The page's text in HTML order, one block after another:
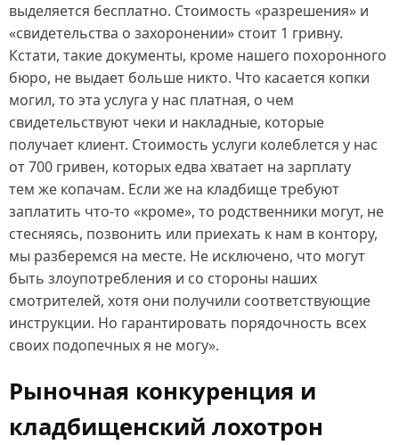
выделяется бесплатно. Стоимость «разрешения» и
«свидетельства о захоронении» стоит 1 гривну.
Кстати, такие документы, кроме нашего похоронного
бюро, не выдает больше никто. Что касается копки
могил, то эта услуга у нас платная, о чем
свидетельствуют чеки и накладные, которые
получает клиент. Стоимость услуги колеблется у нас
от 700 гривен, которых едва хватает на зарплату
тем же копачам. Если же на кладбище требуют
заплатить что‑то «кроме», то родственники могут, не
стесняясь, позвонить или приехать к нам в контору,
мы разберемся на месте. Не исключено, что могут
быть злоупотребления и со стороны наших
смотрителей, хотя они получили соответствующие
инструкции. Но гарантировать порядочность всех
своих подопечных я не могу».
Рыночная конкуренция и
кладбищенский лохотрон